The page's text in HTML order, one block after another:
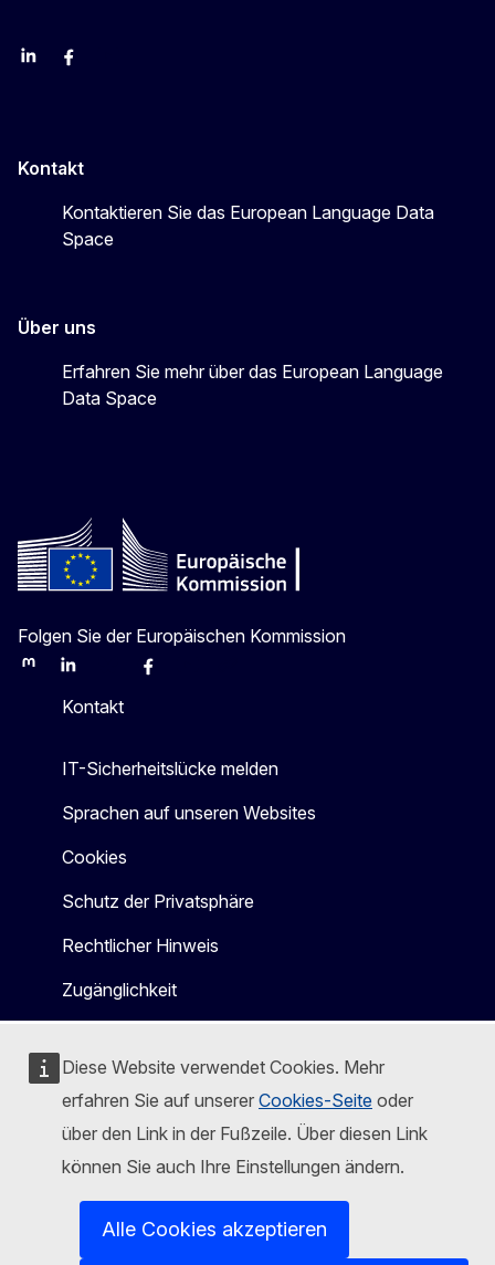
Diese Website verwendet Cookies. Mehr
erfahren Sie auf unserer Cookies-Seite oder
über den Link in der Fußzeile. Über diesen Link
können Sie auch Ihre Einstellungen ändern.
Alle Cookies akzeptieren
LinkedinFacebook
Kontakt
Kontaktieren Sie das European Language Data
Space
Über uns
Erfahren Sie mehr über das European Language
Data Space
Folgen Sie der Europäischen Kommission
MastodonLinkedInBlueskyFacebook
Kontakt
IT-Sicherheitslücke melden
Sprachen auf unseren Websites
Cookies
Schutz der Privatsphäre
Rechtlicher Hinweis
Zugänglichkeit